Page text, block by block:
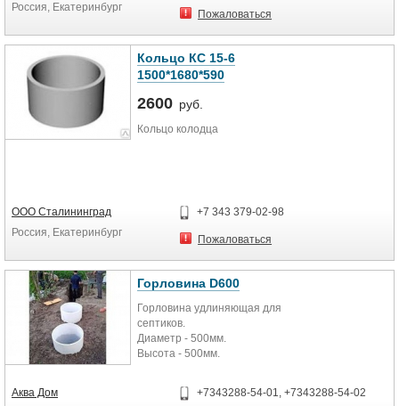
Россия, Екатеринбург
Пожаловаться
Кольцо КС 15-6
1500*1680*590
2600 руб.
Кольцо колодца
ООО Сталининград
Россия, Екатеринбург
+7 343 379-02-98
Пожаловаться
Горловина D600
Горловина удлиняющая для
септиков.
Диаметр - 500мм.
Высота - 500мм.
Аква Дом
+7343288-54-01, +7343288-54-02